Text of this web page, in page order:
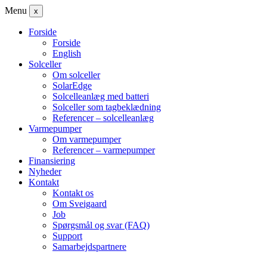
Menu x
Forside
Forside
English
Solceller
Om solceller
SolarEdge
Solcelleanlæg med batteri
Solceller som tagbeklædning
Referencer – solcelleanlæg
Varmepumper
Om varmepumper
Referencer – varmepumper
Finansiering
Nyheder
Kontakt
Kontakt os
Om Sveigaard
Job
Spørgsmål og svar (FAQ)
Support
Samarbejdspartnere